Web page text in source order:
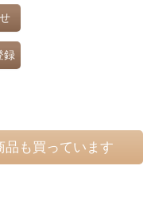
録
品も買っています